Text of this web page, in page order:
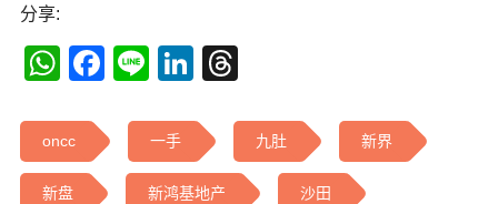
分享:
WhatsApp
Facebook
LineLinkedIn
oncc 一手 九肚 新界
新盘 新鸿基地产 沙田